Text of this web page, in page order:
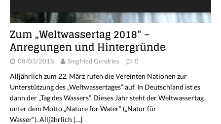
Zum „Weltwassertag 2018“ –
Anregungen und Hintergründe
08/03/2018 Siegfried Gendries 0
Alljährlich zum 22. März rufen die Vereinten Nationen zur
Unterstützung des „Weltwassertages“ auf. In Deutschland ist es
dann der „Tag des Wassers“. Dieses Jahr steht der Weltwassertag
unter dem Motto „Nature for Water“ („Natur für
Wasser“). Alljährlich […]